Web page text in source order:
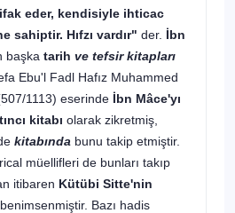
eder, kendisiyle ihticac
sahiptir. Hıfzı vardır" der. İbn
başka tarih ve tefsir kitapları
Ebu'l Fadl Hafız Muhammed
1113) eserinde İbn Mâce'yı
kitabı olarak zikretmiş,
kitabında bunu takip etmiştir.
müellifleri de bunları takıp
itibaren Kütübi Sitte'nin
Bazı hadis